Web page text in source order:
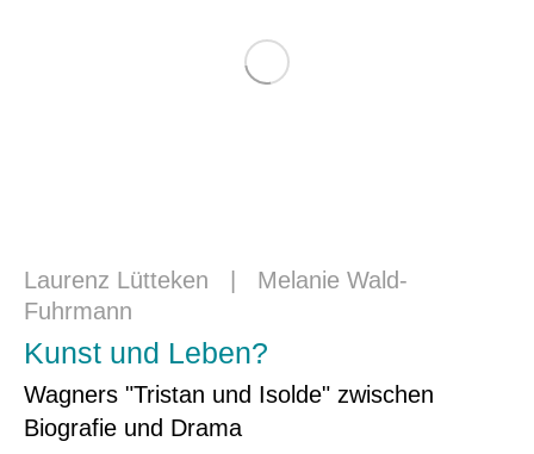
Laurenz Lütteken
Melanie Wald-
Fuhrmann
Kunst und Leben?
Wagners "Tristan und Isolde" zwischen
Biografie und Drama